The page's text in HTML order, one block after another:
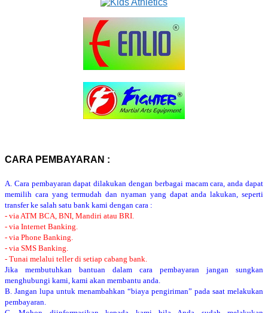
CARA PEMBAYARAN :
A. Cara pembayaran dapat dilakukan dengan berbagai macam cara, anda dapat
memilih cara yang termudah dan nyaman yang dapat anda lakukan, seperti
transfer ke salah satu bank kami dengan cara :
- via ATM BCA, BNI, Mandiri atau BRI.
- via Internet Banking.
- via Phone Banking.
- via SMS Banking.
- Tunai melalui teller di setiap cabang bank.
Jika membutuhkan bantuan dalam cara pembayaran jangan sungkan
menghubungi kami, kami akan membantu anda.
B. Jangan lupa untuk menambahkan “biaya pengiriman” pada saat melakukan
pembayaran.